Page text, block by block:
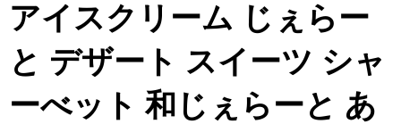
アイスクリーム じぇらー
と デザート スイーツ シャ
ーべット 和じぇらーと あ